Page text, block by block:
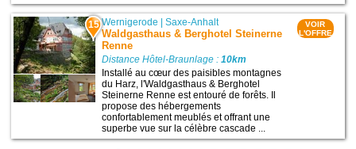
15 Wernigerode |Saxe-Anhalt
Waldgasthaus & Berghotel Steinerne
Renne
Distance Hôtel-Braunlage :10km
Installé au cœur des paisibles montagnes
du Harz, l'Waldgasthaus & Berghotel
Steinerne Renne est entouré de forêts. Il
propose des hébergements
confortablement meublés et offrant une
superbe vue sur la célèbre cascade ...
VOIR
L'OFFRE